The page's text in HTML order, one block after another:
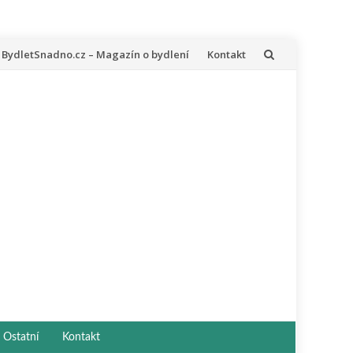
Přeskočit
BydletSnadno.cz – Magazín o bydlení Kontakt
Ostatní Kontakt